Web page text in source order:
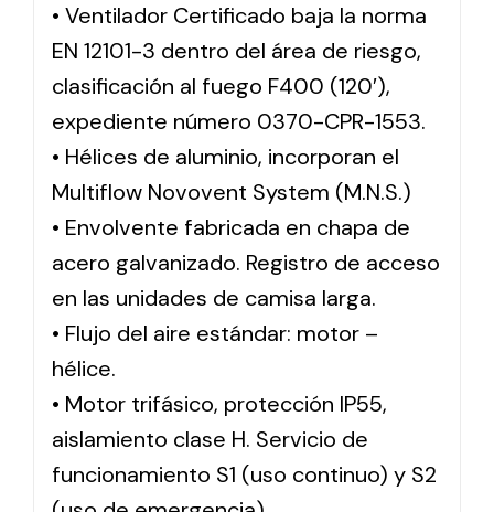
• Ventilador Certificado baja la norma
EN 12101-3 dentro del área de riesgo,
clasificación al fuego F400 (120′),
expediente número 0370-CPR-1553.
• Hélices de aluminio, incorporan el
Multiflow Novovent System (M.N.S.)
• Envolvente fabricada en chapa de
acero galvanizado. Registro de acceso
en las unidades de camisa larga.
• Flujo del aire estándar: motor –
hélice.
• Motor trifásico, protección IP55,
aislamiento clase H. Servicio de
funcionamiento S1 (uso continuo) y S2